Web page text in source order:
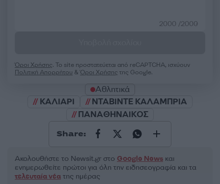
2000 /2000
Όροι Χρήσης. Το site προστατεύεται από reCAPTCHA, ισχύουν
Πολιτική Απορρήτου &Όροι Χρήσης της Google.
Αθλητικά
ΚΑΛΙΑΡΙ
ΝΤΑΒΙΝΤΕ ΚΑΛΑΜΠΡΙΑ
ΠΑΝΑΘΗΝΑΙΚΟΣ
Share:
Ακολουθήστε το Νewsit.gr στο Google News και
ενημερωθείτε πρώτοι για όλη την ειδησεογραφία και τα
τελευταία νέα της ημέρας